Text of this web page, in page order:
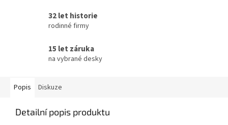
32 let historie
rodinné firmy
15 let záruka
na vybrané desky
Popis Diskuze
Detailní popis produktu